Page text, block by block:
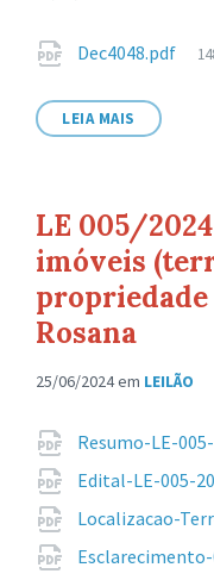
Anexos
Dec4048.pdf
LEIA MAIS
LE 005/
imóveis
Rosana
25/06/2024em LEILÃO
Anexos
Resumo-LE-
Edital-LE-005-
Localizacao-